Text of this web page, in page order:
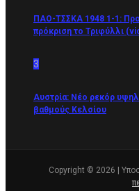
ΠΑΟ-ΤΣΣΚΑ 1948 1-1:
πρόκριση το Τριφύλλι
3
Αυστρία: Νέο ρεκόρ
βαθμούς Κελσίου
Copyright © 2026 |